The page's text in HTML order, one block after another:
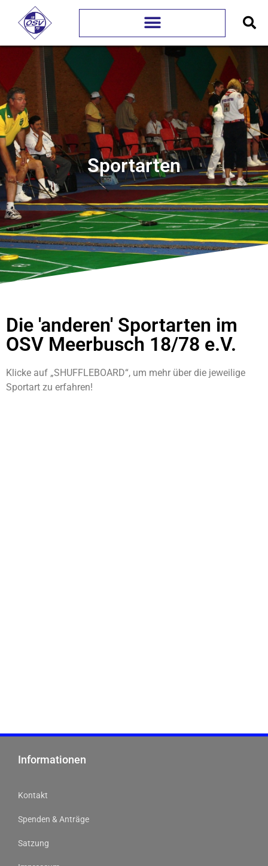
Sportarten
Die 'anderen' Sportarten im
OSV Meerbusch 18/78 e.V.
Klicke auf „SHUFFLEBOARD“, um mehr über die jeweilige
Sportart zu erfahren!
Informationen
Kontakt
Spenden & Anträge
Satzung